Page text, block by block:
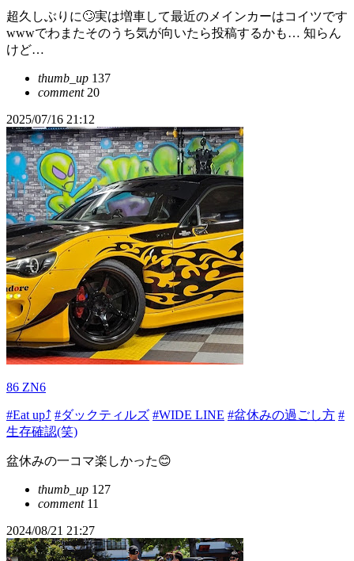
超久しぶりに🙄実は増車して最近のメインカーはコイツです
wwwでわまたそのうち気が向いたら投稿するかも… 知らん
けど…
thumb_up 137
comment20
2025/07/16 21:12
86 ZN6
#Eat up⤴ #ダックティルズ #WIDE LINE #盆休みの過ごし方 #
生存確認(笑)
盆休みの一コマ楽しかった😊
thumb_up 127
comment11
2024/08/21 21:27